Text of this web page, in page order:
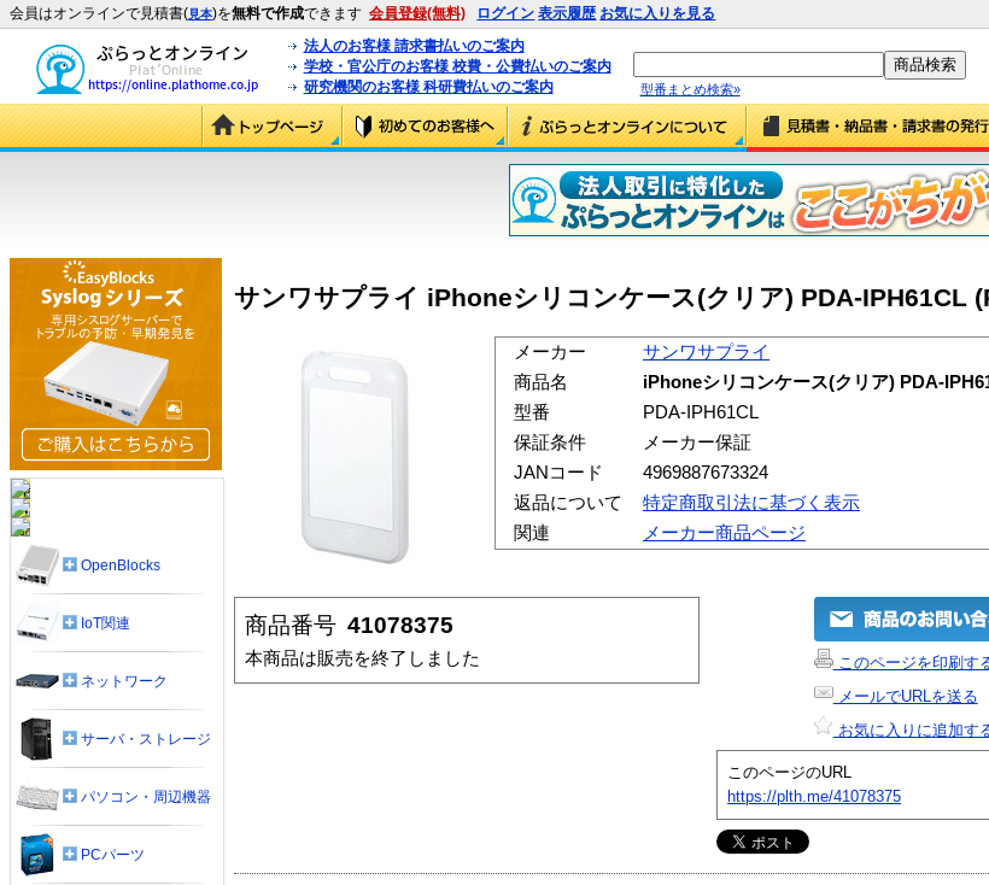
会員はオンラインで見積書(見本)を無料で作成できます 会員登録(無料) ログイン 表示履歴 お気に入りを見る
法人のお客様 請求書払いのご案内
学校・官公庁のお客様 校費・公費払いのご案内
研究機関のお客様 科研費払いのご案内
型番まとめ検索»
サンワサプライ iPhoneシリコンケース(クリア) PDA-IPH61CL
メーカー
サンワサプライ
商品名
iPhoneシリコンケース(クリア) PDA-
型番
PDA-IPH61CL
保証条件
メーカー保証
JANコード
4969887673324
返品について
特定商取引法に基づく表示
関連
メーカー商品ページ
商品番号 41078375
本商品は販売を終了しました
このページを印刷す
メールでURLを送る
お気に入りに追加す
このページのURL
https://plth.me/41078375
OpenBlocks
IoT関連
ネットワーク
サーバ・ストレージ
パソコン・周辺機器
PCパーツ